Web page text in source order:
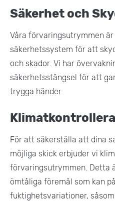
Säkerhet och
Våra förvaringsutrymmen
säkerhetssystem för att
och skador. Vi har
säkerhetsstängsel för att
trygga händer​.
För att säkerställa att dina
möjliga skick erbjuder vi
förvaringsutrymmen. Detta
ömtåliga föremål som kan
fuktighetsvariationer,